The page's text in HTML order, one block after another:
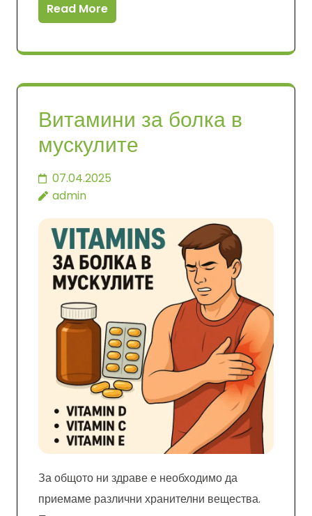
Read More
Витамини за болка в
мускулите
07.04.2025
admin
За общото ни здраве е необходимо да
приемаме различни хранителни вещества.